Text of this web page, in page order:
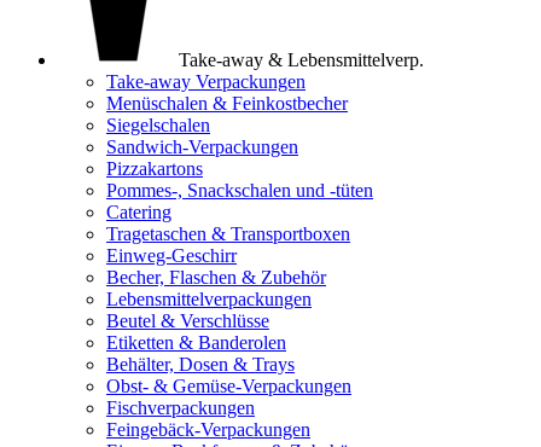
Take-away & Lebensmittelverp.
Take-away Verpackungen
Menüschalen & Feinkostbecher
Siegelschalen
Sandwich-Verpackungen
Pizzakartons
Pommes-, Snackschalen und -tüten
Catering
Tragetaschen & Transportboxen
Einweg-Geschirr
Becher, Flaschen & Zubehör
Lebensmittelverpackungen
Beutel & Verschlüsse
Etiketten & Banderolen
Behälter, Dosen & Trays
Obst- & Gemüse-Verpackungen
Fischverpackungen
Feingebäck-Verpackungen